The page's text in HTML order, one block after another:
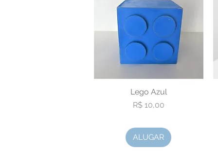
Visualização rápida
Lego Azul
Preço
R$ 10,00
ALUGAR